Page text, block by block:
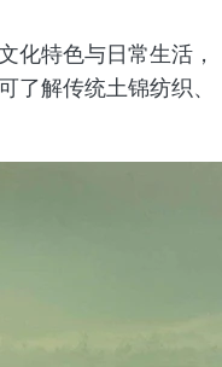
化特色与日常生活，
解传统土锦纺织、